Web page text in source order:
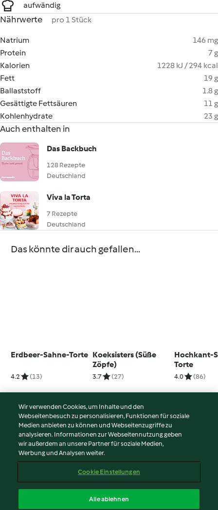
aufwändig
Nährwerte pro 1 Stück
Natrium
146 mg
Protein
7 g
Kalorien
1228 kJ / 294 kcal
Fett
19 g
Ballaststoff
1.8 g
Gesättigte Fettsäuren
11 g
Kohlenhydrate
23 g
Auch enthalten in
Das Backbuch
128 Rezepte
Deutschland
Viva la Torta
7 Rezepte
Deutschland
Das könnte dir auch gefallen...
Erdbeer-Sahne-Torte
4.2 (13)
Koeksisters (Süße
Zöpfe)
3.7 (27)
Hochkant-
Torte
4.0 (86)
© Copyright 2026
Nutzungsbedingungen
Datenschutzrichtlinien
Impressum
Inhalt melden
Wir verwenden Cookies, um Inhalte und den
Webseitenbesuch zu personalisieren, Funktionen für soziale
Medien anbieten zu können und Webseitenzugriffe zu
analysieren. Informationen zur Webseitennutzung geben
wir außerdem an unsere Partner für soziale Medien,
Werbung und Analysen weiter.
Cookie Einstellungen
Alle ablehnen